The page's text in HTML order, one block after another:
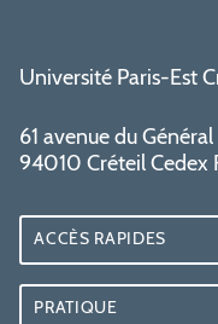
Université Paris-Est
61 avenue du
94010 Créteil Cedex
ACCÈS RAPIDES
PRATIQUE